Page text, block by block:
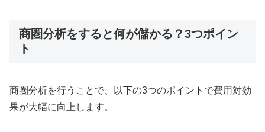
商圏分析をすると何が儲かる？3つポイン
ト
商圏分析を行うことで、以下の3つのポイントで費用対効
果が大幅に向上します。